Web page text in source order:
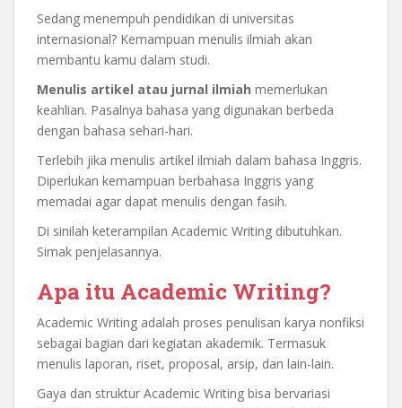
Sedang menempuh pendidikan di universitas
internasional? Kemampuan menulis ilmiah akan
membantu kamu dalam studi.
Menulis artikel atau jurnal ilmiah memerlukan
keahlian. Pasalnya bahasa yang digunakan berbeda
dengan bahasa sehari-hari.
Terlebih jika menulis artikel ilmiah dalam bahasa Inggris.
Diperlukan kemampuan berbahasa Inggris yang
memadai agar dapat menulis dengan fasih.
Di sinilah keterampilan Academic Writing dibutuhkan.
Simak penjelasannya.
Apa itu Academic Writing?
Academic Writing adalah proses penulisan karya nonfiksi
sebagai bagian dari kegiatan akademik. Termasuk
menulis laporan, riset, proposal, arsip, dan lain-lain.
Gaya dan struktur Academic Writing bisa bervariasi